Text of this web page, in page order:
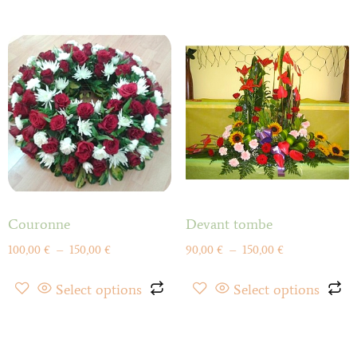
Couronne
100,00 € – 150,00 €
Select options
Devant tombe
90,00 € – 150,00 €
Select options